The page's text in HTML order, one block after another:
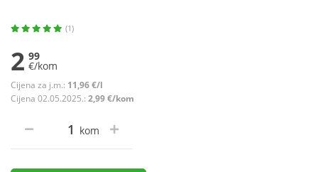
(1)
2 99
€/kom
Cijena za j.m.: 11,96 €/l
Cijena 02.05.2025.: 2,99 €/kom
kom